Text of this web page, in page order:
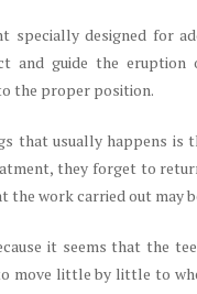
specially designed for
and guide the eruption
the proper position.
that usually happens is
they forget to
the work carried out may
it seems that the
move little by little to